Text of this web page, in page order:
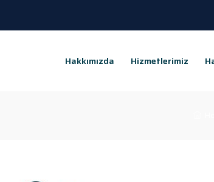
Hakkımızda Hizmetlerimiz